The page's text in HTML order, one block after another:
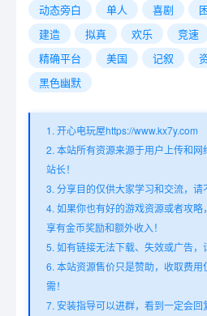
动态旁白
单人 喜剧
建造
拟真 欢乐 竞速
精确平台
美国 记叙
黑色幽默
1. 开心电玩屋https://www.kx7y.com
2. 本站所有资源来源于用户上传和
站长！
3. 分享目的仅供大家学习和交流，请
4. 如果你也有好的游戏资源或者攻
享有金币奖励和额外收入！
5. 如有链接无法下载、失效或广告，
6. 本站资源售价只是赞助，收取费
需！
7. 安装指导可以进群，看到一定会回